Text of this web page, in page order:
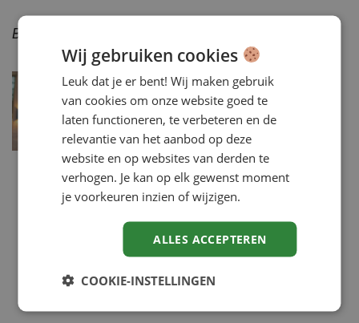
Bron: Natuur & Milieu, Belastingdienst
Pieter Philippart
MARKETING MANAGER BIJ
DRIESSEN
Wij gebruiken cookies
Leuk dat je er bent! Wij maken gebruik
van cookies om onze website goed te
laten functioneren, te verbeteren en de
relevantie van het aanbod op deze
website en op websites van derden te
verhogen. Je kan op elk gewenst moment
je voorkeuren inzien of wijzigen.
ALLES ACCEPTEREN
COOKIE-INSTELLINGEN